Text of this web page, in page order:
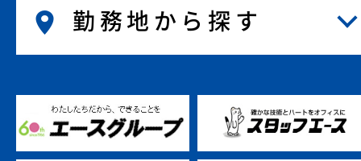
勤務地から探す